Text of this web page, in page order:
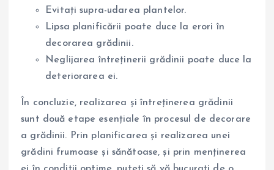
Evitați supra-udarea plantelor.
Lipsa planificării poate duce la erori în
decorarea grădinii.
Neglijarea întreținerii grădinii poate duce la
deteriorarea ei.
În concluzie, realizarea și întreținerea grădinii
sunt două etape esențiale în procesul de decorare
a grădinii. Prin planificarea și realizarea unei
grădini frumoase și sănătoase, și prin menținerea